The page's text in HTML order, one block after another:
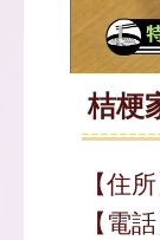
桔梗
【住
【電